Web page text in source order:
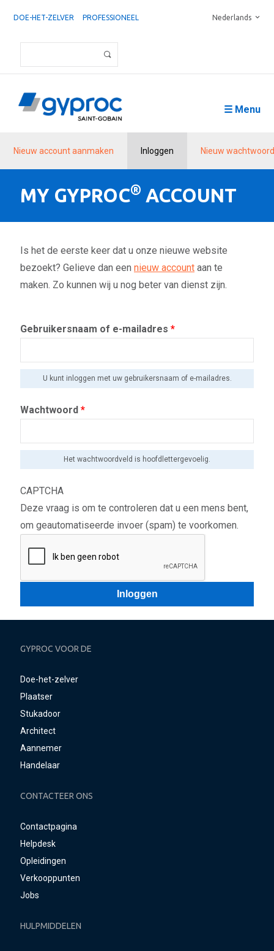
DOE-HET-ZELVER PROFESSIONEEL Nederlands
☰ Menu
Nieuw account aanmaken Inloggen Nieuw
MY GYPROC® ACCOUNT
Is het de eerste keer dat u onze nieuwe website
bezoekt? Gelieve dan een nieuw account aan te
maken. Zo kunnen wij u nog beter van dienst zijn.
Gebruikersnaam of e-mailadres *
U kunt inloggen met uw gebruikersnaam of e-mailadres.
Wachtwoord *
Het wachtwoordveld is hoofdlettergevoelig.
CAPTCHA
Deze vraag is om te controleren dat u een mens bent,
om geautomatiseerde invoer (spam) te voorkomen.
GYPROC VOOR DE
Doe-het-zelver
Plaatser
Stukadoor
Architect
Aannemer
Handelaar
CONTACTEER ONS
Contactpagina
Helpdesk
Opleidingen
Verkooppunten
Jobs
HULPMIDDELEN